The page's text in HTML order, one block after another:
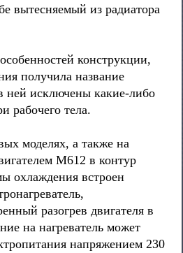
вытесняемый из радиатора
конструкции,
получила название
ней исключены какие-либо
рабочего тела.
моделях, а также на
М612 в контур
охлаждения встроен
разогрев двигателя в
на нагреватель может
напряжением 230